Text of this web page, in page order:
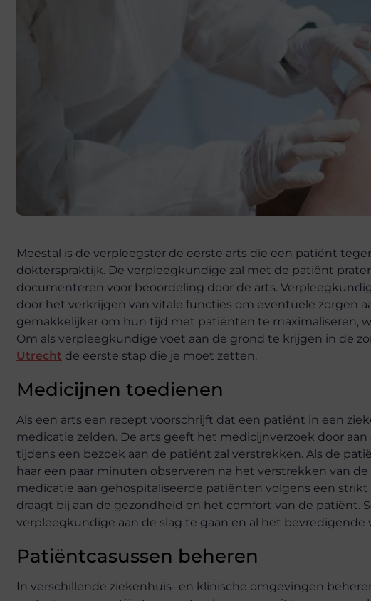
Meestal is de verpleegster de eerste arts die een patiënt
dokterspraktijk. De verpleegkundige zal met de patiënt
documenteren voor beoordeling door de arts.
door het verkrijgen van vitale functies om eventuele zorgen
gemakkelijker om hun tijd met patiënten te maximaliseren,
Om als verpleegkundige voet aan de grond te krijgen in de
Utrecht de eerste stap die je moet zetten.
Medicijnen toedienen
Als een arts een recept voorschrijft dat een patiënt in een
medicatie zelden. De arts geeft het medicijnverzoek door
tijdens een bezoek aan de patiënt zal verstrekken. Als de
haar een paar minuten observeren na het verstrekken van
medicatie aan gehospitaliseerde patiënten volgens een
draagt ​​bij aan de gezondheid en het comfort van de patiënt.
verpleegkundige aan de slag te gaan en al het bevredigende
Patiëntcasussen beheren
In verschillende ziekenhuis- en klinische omgevingen